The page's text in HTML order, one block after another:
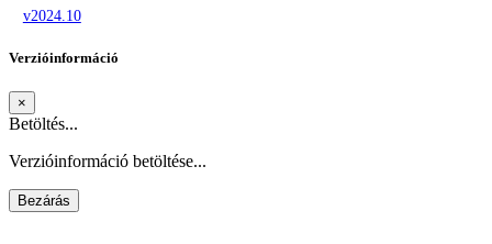
v2024.10
Verzióinformáció
×
Betöltés...
Verzióinformáció betöltése...
Bezárás